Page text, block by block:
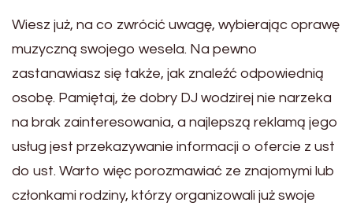
Wiesz już, na co zwrócić uwagę, wybierając oprawę
muzyczną swojego wesela. Na pewno
zastanawiasz się także, jak znaleźć odpowiednią
osobę. Pamiętaj, że dobry DJ wodzirej nie narzeka
na brak zainteresowania, a najlepszą reklamą jego
usług jest przekazywanie informacji o ofercie z ust
do ust. Warto więc porozmawiać ze znajomymi lub
członkami rodziny, którzy organizowali już swoje